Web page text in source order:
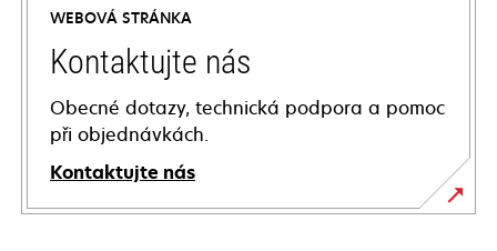
WEBOVÁ STRÁNKA
Kontaktujte nás
Obecné dotazy, technická podpora a pomoc
při objednávkách.
Kontaktujte nás